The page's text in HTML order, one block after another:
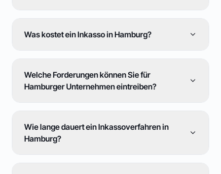
Was kostet ein Inkasso in Hamburg?
Welche Forderungen können Sie für
Hamburger Unternehmen eintreiben?
Wie lange dauert ein Inkassoverfahren in
Hamburg?